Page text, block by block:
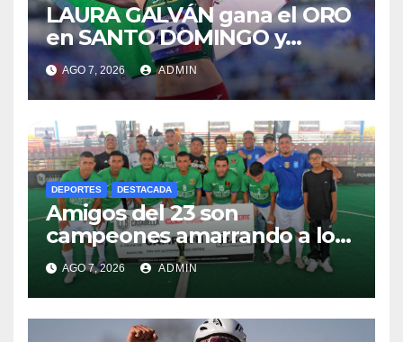
LAURA GALVÁN gana el ORO
en SANTO DOMINGO y
dedica Medalla a sus padres
fallecidos
AGO 7, 2026 ADMIN
DEPORTES DESTACADA
Amigos del 23 son
campeones amarrando a los
“Perros Bravos”
AGO 7, 2026 ADMIN